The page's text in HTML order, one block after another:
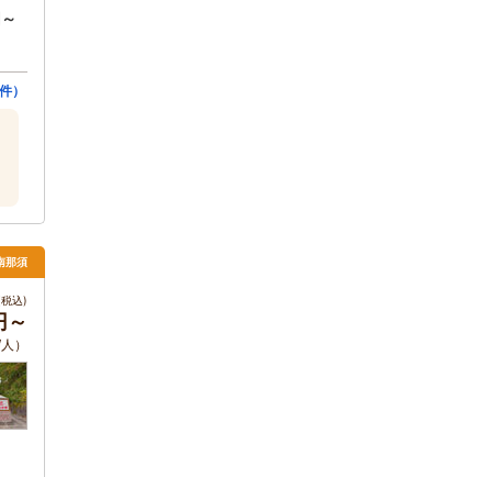
）
那須
込)
）